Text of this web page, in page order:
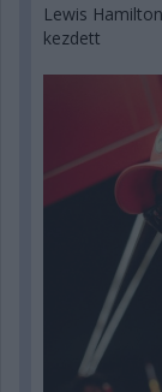
Lewis
kezdett